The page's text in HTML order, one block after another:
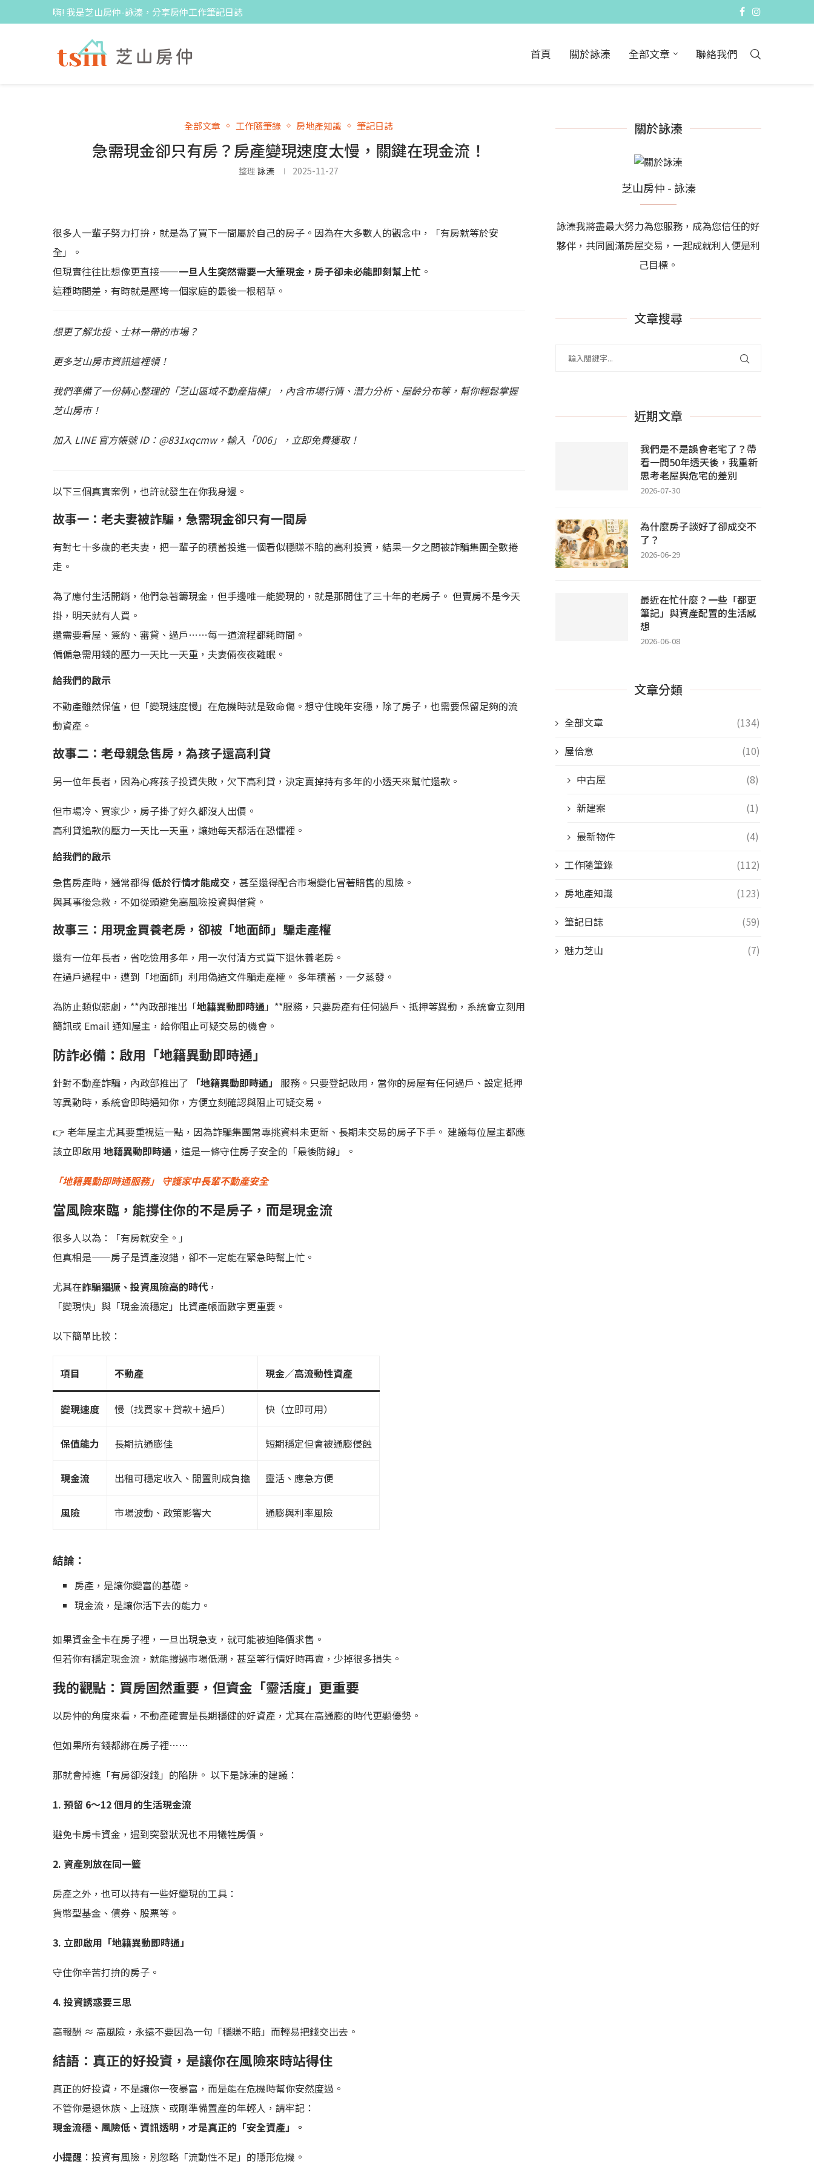
嗨! 我是芝山房仲-詠溱，分享房仲工作筆記日誌
首頁 關於詠溱 全部文章 聯絡我們
全部文章 工作隨筆錄 房地產知識 筆記日誌
急需現金卻只有房？房產變現速度太慢，關鍵在現金流！
整理詠溱 2025-11-27
很多人一輩子努力打拚，就是為了買下一間屬於自己的房子。因為在大多數人的觀念中，「有房就等於安
全」。
但現實往往比想像更直接——一旦人生突然需要一大筆現金，房子卻未必能即刻幫上忙 。
這種時間差，有時就是壓垮一個家庭的最後一根稻草。
想更了解北投、士林一帶的市場？
更多芝山房市資訊這裡領！
我們準備了一份精心整理的「芝山區域不動產指標」，內含市場行情、潛力分析、屋齡分布等，幫你輕鬆掌握
芝山房市！
加入 LINE 官方帳號 ID：@831xqcmw，輸入「006」，立即免費獲取！
以下三個真實案例，也許就發生在你我身邊。
故事一：老夫妻被詐騙，急需現金卻只有一間房
有對七十多歲的老夫妻，把一輩子的積蓄投進一個看似穩賺不賠的高利投資，結果一夕之間被詐騙集團全數捲
走。
為了應付生活開銷，他們急著籌現金，但手邊唯一能變現的，就是那間住了三十年的老房子。 但賣房不是今天
掛，明天就有人買。
還需要看屋、簽約、審貸、過戶……每一道流程都耗時間。
偏偏急需用錢的壓力一天比一天重，夫妻倆夜夜難眠。
給我們的啟示
不動產雖然保值，但「變現速度慢」在危機時就是致命傷。想守住晚年安穩，除了房子，也需要保留足夠的流
動資產。
故事二：老母親急售房，為孩子還高利貸
另一位年長者，因為心疼孩子投資失敗，欠下高利貸，決定賣掉持有多年的小透天來幫忙還款。
但市場冷、買家少，房子掛了好久都沒人出價。
高利貸追款的壓力一天比一天重，讓她每天都活在恐懼裡。
給我們的啟示
急售房產時，通常都得低於行情才能成交 ，甚至還得配合市場變化冒著賠售的風險。
與其事後急救，不如從頭避免高風險投資與借貸。
故事三：用現金買養老房，卻被「地面師」騙走產權
還有一位年長者，省吃儉用多年，用一次付清方式買下退休養老房。
在過戶過程中，遭到「地面師」利用偽造文件騙走產權。 多年積蓄，一夕蒸發。
為防止類似悲劇，**內政部推出「地籍異動即時通」**服務，只要房產有任何過戶、抵押等異動，系統會立刻用
簡訊或 Email 通知屋主，給你阻止可疑交易的機會。
防詐必備：啟用「地籍異動即時通」
針對不動產詐騙，內政部推出了 「地籍異動即時通」 服務。只要登記啟用，當你的房屋有任何過戶、設定抵押
等異動時，系統會即時通知你，方便立刻確認與阻止可疑交易。
👉 老年屋主尤其要重視這一點，因為詐騙集團常專挑資料未更新、長期未交易的房子下手。 建議每位屋主都應
該立即啟用 地籍異動即時通 ，這是一條守住房子安全的「最後防線」。
「地籍異動即時通服務」 守護家中長輩不動產安全
當風險來臨，能撐住你的不是房子，而是現金流
很多人以為：「有房就安全。」
但真相是——房子是資產沒錯，卻不一定能在緊急時幫上忙。
尤其在詐騙猖獗、投資風險高的時代 ，
「變現快」與「現金流穩定」比資產帳面數字更重要。
以下簡單比較：
項目 不動產 現金／高流動性資產
變現速度 慢（找買家＋貸款＋過戶） 快（立即可用）
保值能力 長期抗通膨佳 短期穩定但會被通膨侵蝕
現金流 出租可穩定收入、閒置則成負擔 靈活、應急方便
風險 市場波動、政策影響大 通膨與利率風險
結論：
房產，是讓你變富的基礎。
現金流，是讓你活下去的能力。
如果資金全卡在房子裡，一旦出現急支，就可能被迫降價求售。
但若你有穩定現金流，就能撐過市場低潮，甚至等行情好時再賣，少掉很多損失。
我的觀點：買房固然重要，但資金「靈活度」更重要
以房仲的角度來看，不動產確實是長期穩健的好資產，尤其在高通膨的時代更顯優勢。
但如果所有錢都綁在房子裡……
那就會掉進「有房卻沒錢」的陷阱。 以下是詠溱的建議：
1. 預留 6～12 個月的生活現金流
避免卡房卡資金，遇到突發狀況也不用犧牲房價。
2. 資產別放在同一籃
房產之外，也可以持有一些好變現的工具：
貨幣型基金、債券、股票等。
3. 立即啟用「地籍異動即時通」
守住你辛苦打拚的房子。
4. 投資誘惑要三思
高報酬 ≈ 高風險，永遠不要因為一句「穩賺不賠」而輕易把錢交出去。
結語：真正的好投資，是讓你在風險來時站得住
真正的好投資，不是讓你一夜暴富，而是能在危機時幫你安然度過。
不管你是退休族、上班族、或剛準備置產的年輕人，請牢記：
現金流穩、風險低、資訊透明，才是真正的「安全資產」。
小提醒 ：投資有風險，別忽略「流動性不足」的隱形危機。
關於詠溱
芝山房仲 - 詠溱
詠溱我將盡最大努力為您服務，成為您信任的好
夥伴，共同圓滿房屋交易，一起成就利人便是利
己目標。
文章搜尋
近期文章
我們是不是誤會老宅了？帶
看一間50年透天後，我重新
思考老屋與危宅的差別
2026-07-30
為什麼房子談好了卻成交不
了？
2026-06-29
最近在忙什麼？一些「都更
筆記」與資產配置的生活感
想
2026-06-08
文章分類
全部文章
(134)
屋佮意
(10)
中古屋
(8)
新建案
(1)
最新物件
(4)
工作隨筆錄
(112)
房地產知識
(123)
筆記日誌
(59)
魅力芝山
(7)